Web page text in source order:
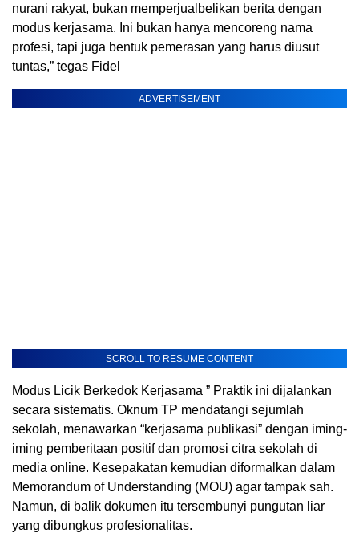
nurani rakyat, bukan memperjualbelikan berita dengan
modus kerjasama. Ini bukan hanya mencoreng nama
profesi, tapi juga bentuk pemerasan yang harus diusut
tuntas,” tegas Fidel
ADVERTISEMENT
SCROLL TO RESUME CONTENT
Modus Licik Berkedok Kerjasama ” Praktik ini dijalankan
secara sistematis. Oknum TP mendatangi sejumlah
sekolah, menawarkan “kerjasama publikasi” dengan iming-
iming pemberitaan positif dan promosi citra sekolah di
media online. Kesepakatan kemudian diformalkan dalam
Memorandum of Understanding (MOU) agar tampak sah.
Namun, di balik dokumen itu tersembunyi pungutan liar
yang dibungkus profesionalitas.